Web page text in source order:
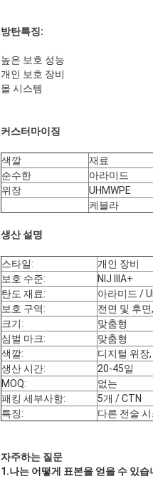
방탄특징:
높은 보호 성능
개인 보호 장비
몰 시스템
커스터마이징
색깔 재료
순수한
아라미드
위장
UHMWPE
케블라
생산 설명
스타일:
개인 장비
보호 수준:
NIJ IIIA+
탄도 재료:
아라미드 /
보호 구역:
전면 및 후
크기:
맞춤형
심벌 마크:
맞춤형
색깔:
디지털 위장
생산 시간:
20-45일
MOQ:
없는
패킹 세부사항:
5개 / CTN
특징:
다른 전술
자주하는 질문
1.나는 어떻게 표본을 얻을 수 있습